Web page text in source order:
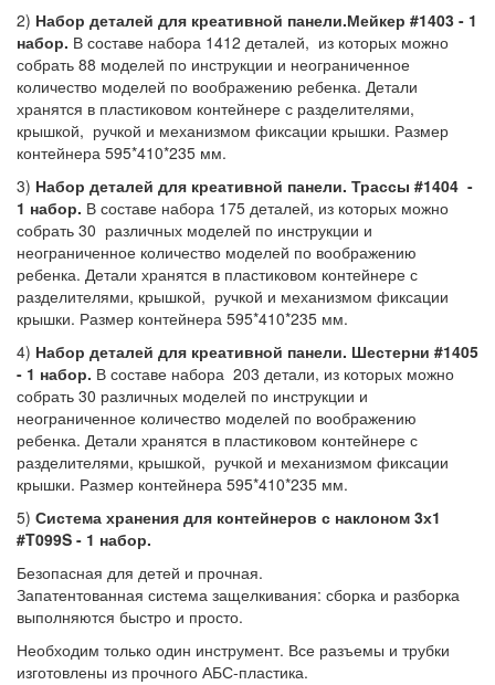
2) Набор деталей для креативной панели.Мейкер #1403 - 1
набор. В составе набора 1412 деталей, из которых можно
собрать 88 моделей по инструкции и неограниченное
количество моделей по воображению ребенка. Детали
хранятся в пластиковом контейнере с разделителями,
крышкой, ручкой и механизмом фиксации крышки. Размер
контейнера 595*410*235 мм.
3) Набор деталей для креативной панели. Трассы #1404 -
1 набор. В составе набора 175 деталей, из которых можно
собрать 30 различных моделей по инструкции и
неограниченное количество моделей по воображению
ребенка. Детали хранятся в пластиковом контейнере с
разделителями, крышкой, ручкой и механизмом фиксации
крышки. Размер контейнера 595*410*235 мм.
4) Набор деталей для креативной панели. Шестерни #1405
- 1 набор. В составе набора 203 детали, из которых можно
собрать 30 различных моделей по инструкции и
неограниченное количество моделей по воображению
ребенка. Детали хранятся в пластиковом контейнере с
разделителями, крышкой, ручкой и механизмом фиксации
крышки. Размер контейнера 595*410*235 мм.
5) Система хранения для контейнеров с наклоном 3х1
#T099S - 1 набор.
Безопасная для детей и прочная.
Запатентованная система защелкивания: сборка и разборка
выполняются быстро и просто.
Необходим только один инструмент. Все разъемы и трубки
изготовлены из прочного АБС-пластика.